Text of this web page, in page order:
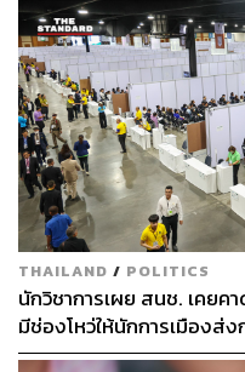
THAILAND / POLITICS
นักวิชาการเผย สนช. เคยค
มีช่องโหว่ให้นักการเมืองส่
ล้านยึดประเทศได้